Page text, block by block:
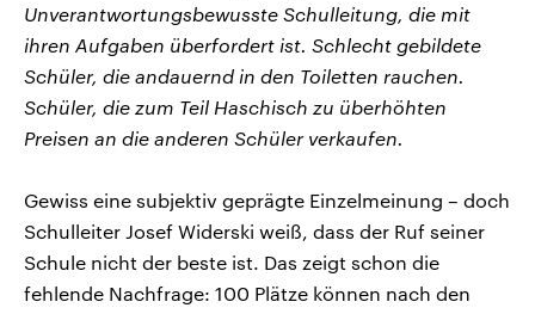
Unverantwortungsbewusste Schulleitung, die mit
ihren Aufgaben überfordert ist. Schlecht gebildete
Schüler, die andauernd in den Toiletten rauchen.
Schüler, die zum Teil Haschisch zu überhöhten
Preisen an die anderen Schüler verkaufen.
Gewiss eine subjektiv geprägte Einzelmeinung – doch
Schulleiter Josef Widerski weiß, dass der Ruf seiner
Schule nicht der beste ist. Das zeigt schon die
fehlende Nachfrage: 100 Plätze können nach den